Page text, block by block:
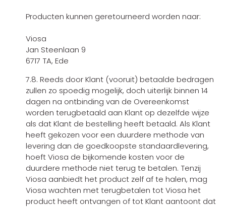
Producten kunnen geretourneerd worden naar:
Viosa
Jan Steenlaan 9
6717 TA, Ede
7.8. Reeds door Klant (vooruit) betaalde bedragen
zullen zo spoedig mogelijk, doch uiterlijk binnen 14
dagen na ontbinding van de Overeenkomst
worden terugbetaald aan Klant op dezelfde wijze
als dat Klant de bestelling heeft betaald. Als Klant
heeft gekozen voor een duurdere methode van
levering dan de goedkoopste standaardlevering,
hoeft Viosa de bijkomende kosten voor de
duurdere methode niet terug te betalen. Tenzij
Viosa aanbiedt het product zelf af te halen, mag
Viosa wachten met terugbetalen tot Viosa het
product heeft ontvangen of tot Klant aantoont dat